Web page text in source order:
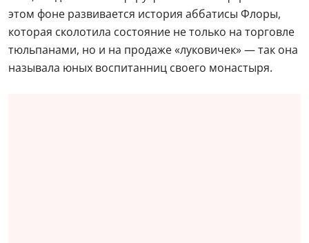
этом фоне развивается история аббатисы Флоры,
которая сколотила состояние не только на торговле
тюльпанами, но и на продаже «луковичек» — так она
называла юных воспитанниц своего монастыря.